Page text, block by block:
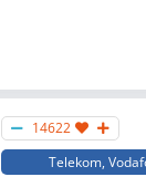
14622
Telekom,